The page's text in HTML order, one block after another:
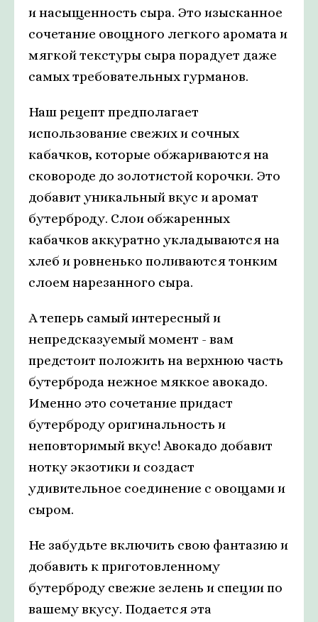
и насыщенность сыра. Это изысканное
сочетание овощного легкого аромата и
мягкой текстуры сыра порадует даже
самых требовательных гурманов.
Наш рецепт предполагает
использование свежих и сочных
кабачков, которые обжариваются на
сковороде до золотистой корочки. Это
добавит уникальный вкус и аромат
бутерброду. Слои обжаренных
кабачков аккуратно укладываются на
хлеб и ровненько поливаются тонким
слоем нарезанного сыра.
А теперь самый интересный и
непредсказуемый момент - вам
предстоит положить на верхнюю часть
бутерброда нежное мяккое авокадо.
Именно это сочетание придаст
бутерброду оригинальность и
неповторимый вкус! Авокадо добавит
нотку экзотики и создаст
удивительное соединение с овощами и
сыром.
Не забудьте включить свою фантазию и
добавить к приготовленному
бутерброду свежие зелень и специи по
вашему вкусу. Подается эта